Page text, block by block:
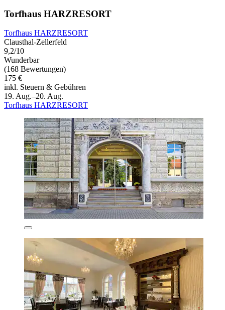
Torfhaus HARZRESORT
Torfhaus HARZRESORT
Clausthal-Zellerfeld
9,2/10
Wunderbar
(168 Bewertungen)
175 €
inkl. Steuern & Gebühren
19. Aug.–20. Aug.
Torfhaus HARZRESORT